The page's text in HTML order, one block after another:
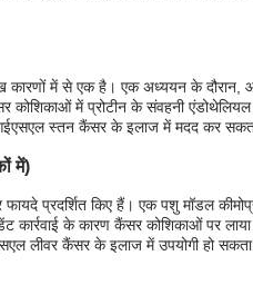
कारणों में से एक है। एक अध्ययन के
कोशिकाओं में प्रोटीन के संवहनी
आईएसएल स्तन कैंसर के इलाज में मदद कर
में)
प्रदर्शित किए हैं। एक पशु मॉडल
कार्रवाई के कारण कैंसर कोशिकाओं पर
लीवर कैंसर के इलाज में उपयोगी हो